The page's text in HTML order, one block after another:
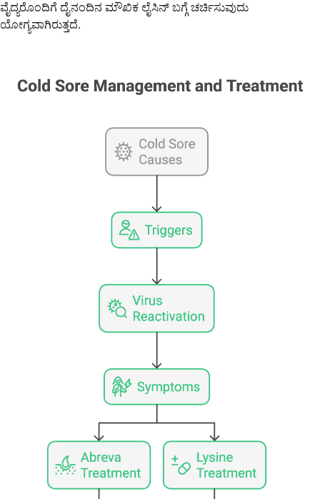
ವೈದ್ಯರೊಂದಿಗೆ ದೈನಂದಿನ ಮೌಖಿಕ ಲೈಸಿನ್ ಬಗ್ಗೆ ಚರ್ಚಿಸುವುದು
ಯೋಗ್ಯವಾಗಿರುತ್ತದೆ.